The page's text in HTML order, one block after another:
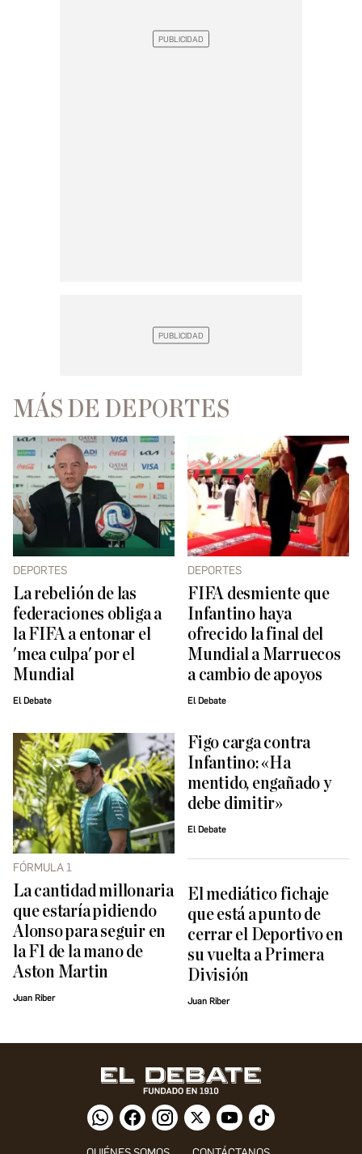
MÁS DE DEPORTES
DEPORTES
La rebelión de las
federaciones obliga a
la FIFA a entonar el
'mea culpa' por el
Mundial
El Debate
DEPORTES
FIFA desmiente que
Infantino haya
ofrecido la final del
Mundial a Marruecos
a cambio de apoyos
El Debate
FÓRMULA 1
La cantidad millonaria
que estaría pidiendo
Alonso para seguir en
la F1 de la mano de
Aston Martin
Juan Riber
Figo carga contra
Infantino: «Ha
mentido, engañado y
debe dimitir»
El Debate
El mediático fichaje
que está a punto de
cerrar el Deportivo en
su vuelta a Primera
División
Juan Riber